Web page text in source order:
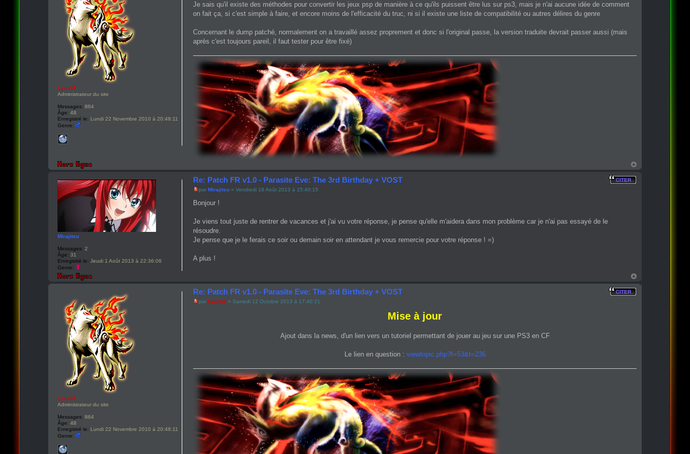
Je sais qu'il existe des méthodes pour convertir les jeux psp de manière à ce qu'ils puissent être lus sur ps3, mais je n'ai aucune idée de comment
on fait ça, si c'est simple à faire, et encore moins de l'efficacité du truc, ni si il existe une liste de compatibilité ou autres délires du genre
Concernant le dump patché, normalement on a travaillé assez proprement et donc si l'original passe, la version traduite devrait passer aussi (mais
après c'est toujours pareil, il faut tester pour être fixé)
Lyan53
Administrateur du site
Messages: 864
Âge: 48
Enregistré le: Lundi 22 Novembre 2010 à 20:48:11
Genre:
Re: Patch FR v1.0 - Parasite Eve: The 3rd Birthday + VOST
par Mirajitsu » Vendredi 16 Août 2013 à 15:40:15
Bonjour !
Je viens tout juste de rentrer de vacances et j'ai vu votre réponse, je pense qu'elle m'aidera dans mon problème car je n'ai pas essayé de le
résoudre.
Je pense que je le ferais ce soir ou demain soir en attendant je vous remercie pour votre réponse ! =)
A plus !
Mirajitsu
Messages: 2
Âge: 31
Enregistré le: Jeudi 1 Août 2013 à 22:36:06
Genre:
Re: Patch FR v1.0 - Parasite Eve: The 3rd Birthday + VOST
par Lyan53 » Samedi 12 Octobre 2013 à 17:40:21
Mise à jour
Ajout dans la news, d'un lien vers un tutoriel permettant de jouer au jeu sur une PS3 en CF
Le lien en question : viewtopic.php?f=53&t=236
Lyan53
Administrateur du site
Messages: 864
Âge: 48
Enregistré le: Lundi 22 Novembre 2010 à 20:48:11
Genre: